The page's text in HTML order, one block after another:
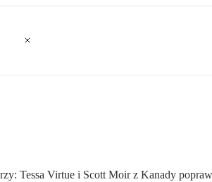
Tessa Virtue i Scott Moir z Kanady